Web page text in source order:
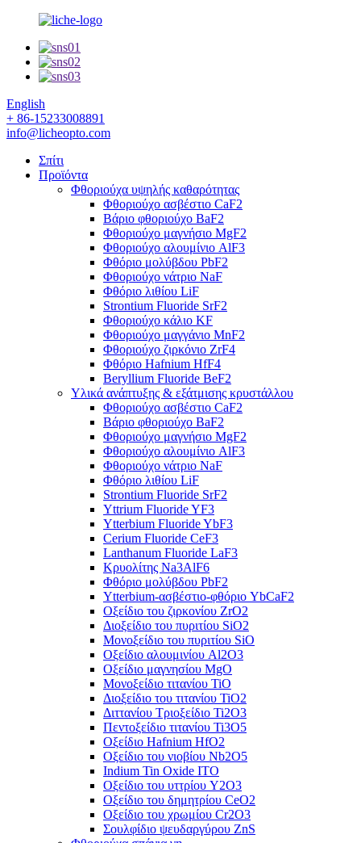
English
+ 86-15233008891
info@licheopto.com
Σπίτι
Προϊόντα
Φθοριούχα υψηλής καθαρότητας
Φθοριούχο ασβέστιο CaF2
Βάριο φθοριούχο BaF2
Φθοριούχο μαγνήσιο MgF2
Φθοριούχο αλουμίνιο AlF3
Φθόριο μολύβδου PbF2
Φθοριούχο νάτριο NaF
Φθόριο λιθίου LiF
Strontium Fluoride SrF2
Φθοριούχο κάλιο KF
Φθοριούχο μαγγάνιο MnF2
Φθοριούχο ζιρκόνιο ZrF4
Φθόριο Hafnium HfF4
Beryllium Fluoride BeF2
Υλικά ανάπτυξης & εξάτμισης κρυστάλλου
Φθοριούχο ασβέστιο CaF2
Βάριο φθοριούχο BaF2
Φθοριούχο μαγνήσιο MgF2
Φθοριούχο αλουμίνιο AlF3
Φθοριούχο νάτριο NaF
Φθόριο λιθίου LiF
Strontium Fluoride SrF2
Yttrium Fluoride YF3
Ytterbium Fluoride YbF3
Cerium Fluoride CeF3
Lanthanum Fluoride LaF3
Κρυολίτης Na3AlF6
Φθόριο μολύβδου PbF2
Ytterbium-ασβέστιο-φθόριο YbCaF2
Οξείδιο του ζιρκονίου ZrO2
Διοξείδιο του πυριτίου SiO2
Μονοξείδιο του πυριτίου SiO
Οξείδιο αλουμινίου Al2O3
Οξείδιο μαγνησίου MgO
Μονοξείδιο τιτανίου TiO
Διοξείδιο του τιτανίου TiO2
Διττανίου Τριοξείδιο Ti2O3
Πεντοξείδιο τιτανίου Ti3O5
Οξείδιο Hafnium HfO2
Οξείδιο του νιοβίου Nb2O5
Indium Tin Oxide ITO
Οξείδιο του υττρίου Y2O3
Οξείδιο του δημητρίου CeO2
Οξείδιο του χρωμίου Cr2O3
Σουλφίδιο ψευδαργύρου ZnS